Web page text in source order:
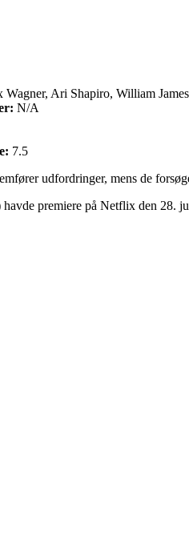
Wagner, Ari Shapiro, William
N/A
7.5
udfordringer, mens de
premiere på Netflix den 28.